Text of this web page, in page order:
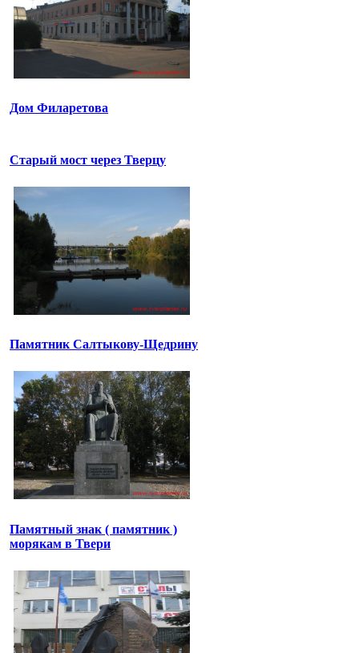
Дом Филаретова
Старый мост через Тверцу
Памятник Салтыкову-Щедрину
Памятный знак ( памятник )
морякам в Твери